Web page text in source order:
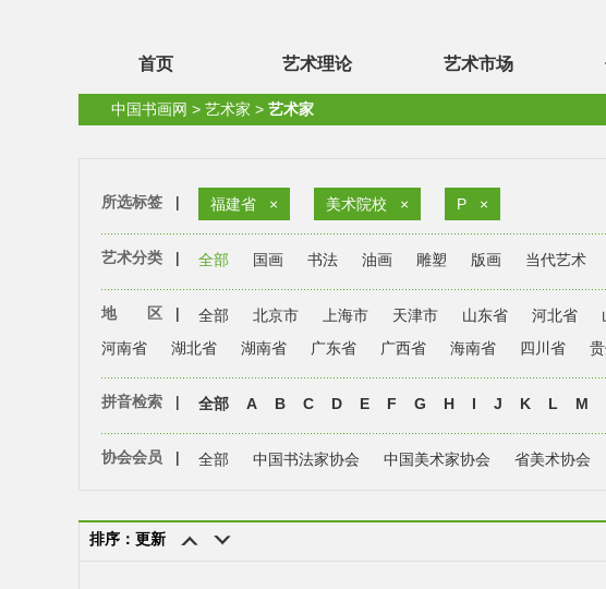
首页 艺术理论 艺术市场
中国书画网 > 艺术家 > 艺术家
所选标签 | 福建省 × 美术院校 × P ×
艺术分类 | 全部 国画 书法 油画 雕塑 版画 当代艺术
地 区 | 全部 北京市 上海市 天津市 山东省 河北省
河南省
湖北省 湖南省 广东省 广西省 海南省 四川省
拼音检索 | 全部 A B C D E F G H I J K L M
协会会员 | 全部 中国书法家协会 中国美术家协会 省美术协会
排序：更新